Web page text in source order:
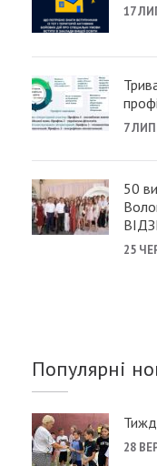
17
7
50
25
Популярні
28